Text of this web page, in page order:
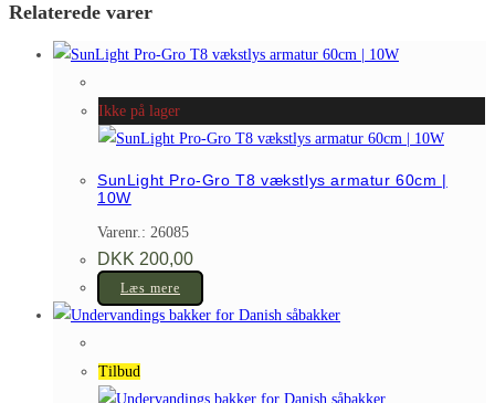
Relaterede varer
Ikke på lager
SunLight Pro-Gro T8 vækstlys armatur 60cm |
10W
Varenr.: 26085
DKK 200,00
Læs mere
Tilbud